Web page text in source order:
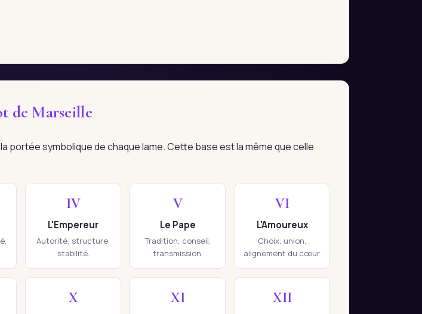
de Marseille
symbolique de chaque lame. Cette base est la même que celle
IV
L'Empereur
Autorité, structure,
stabilité.
V
Le Pape
Tradition, conseil,
transmission.
VI
L'Amoureux
Choix, union,
alignement du cœur.
X XI XII